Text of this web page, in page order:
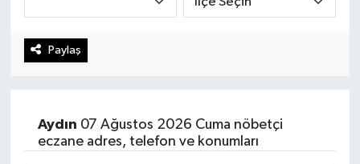
Paylaş
Aydın 07 Ağustos 2026 Cuma nöbetçi
eczane adres, telefon ve konumları
Teknoloji